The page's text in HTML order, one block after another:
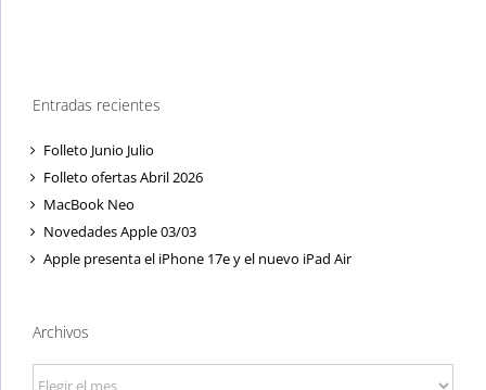
Entradas recientes
Folleto Junio Julio
Folleto ofertas Abril 2026
MacBook Neo
Novedades Apple 03/03
Apple presenta el iPhone 17e y el nuevo iPad Air
Archivos
Archivos